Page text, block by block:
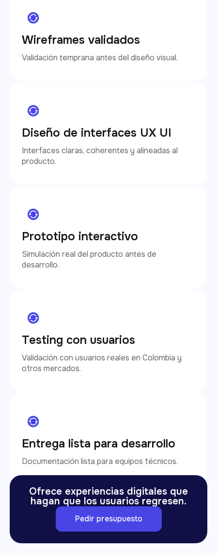
Wireframes validados
Validación temprana antes del diseño visual.
Diseño de interfaces UX UI
Interfaces claras, coherentes y alineadas al
producto.
Prototipo interactivo
Simulación real del producto antes de
desarrollo.
Testing con usuarios
Validación con usuarios reales en Colombia y
otros mercados.
Entrega lista para desarrollo
Documentación lista para equipos técnicos.
Ofrece experiencias digitales que
hagan que los usuarios regresen.
Pedir presupuesto